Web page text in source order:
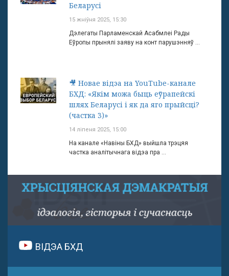
Беларусі
15 жніўня 2025, 15:30
Дэлегаты Парламенскай Асабмлеі Рады
Еўропы прынялі заяву на конт парушэнняў ...
🎥 Новае відэа на YouTube-канале
БХД: «Якім можа быць еўрапейскі
шлях Беларусі і як да яго прыйсці?
(частка 3)»
14 ліпеня 2025, 15:00
На канале «Навіны БХД» выйшла трэцяя
частка аналітычнага відэа пра ...
ВІДЭА БХД